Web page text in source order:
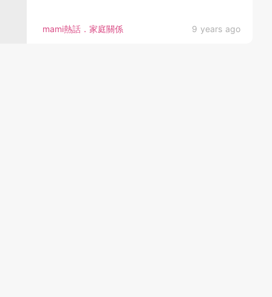
mami熱話．家庭關係 9 years ago